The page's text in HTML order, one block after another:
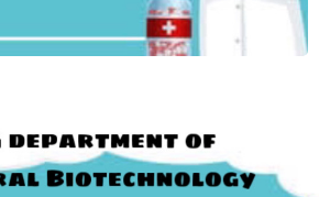
Against Drug Abuse